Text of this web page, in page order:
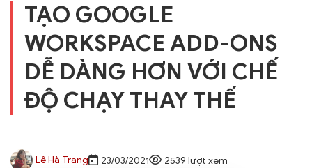
TẠO GOOGLE
WORKSPACE ADD-ONS
DỄ DÀNG HƠN VỚI CHẾ
ĐỘ CHẠY THAY THẾ
Lê Hà Trang 23/03/2021 2539 lượt xem